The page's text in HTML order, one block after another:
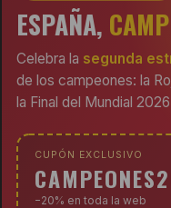
ESPAÑA,
Celebra la segunda
de los campeones: la
la Final del Mundial
CUPÓN EXCLUSIVO
−20% en toda la web